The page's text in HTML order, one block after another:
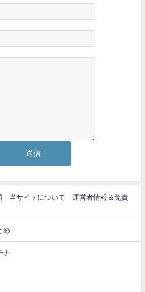
当サイトについて 運営者情報＆免責
め
ナ